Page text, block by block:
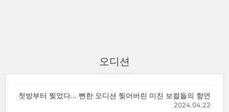
오디션
첫방부터 찢었다... 뻔한 오디션 찢어버린 미친 보컬들의 향연
2024.04.22